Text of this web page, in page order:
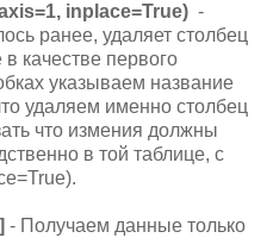
inplace=True) -
ранее, удаляет столбец
качестве первого
указываем название
удаляем именно столбец
что измения должны
в той таблице, с
- Получаем данные только